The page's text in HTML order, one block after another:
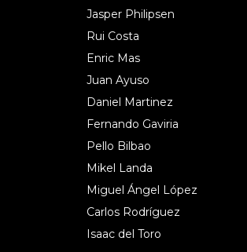
Jasper Philipsen
Rui Costa
Enric Mas
Juan Ayuso
Daniel Martinez
Fernando Gaviria
Pello Bilbao
Mikel Landa
Miguel Ángel López
Carlos Rodríguez
Isaac del Toro